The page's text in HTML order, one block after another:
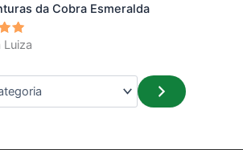
da Cobra Esmeralda
Luiza